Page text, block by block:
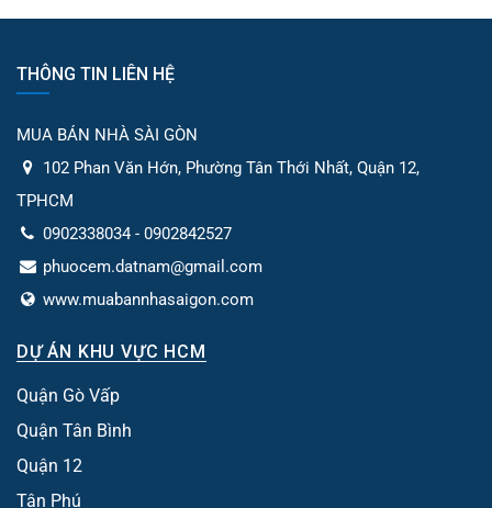
THÔNG TIN LIÊN HỆ
MUA BÁN NHÀ SÀI GÒN
102 Phan Văn Hớn, Phường Tân Thới Nhất, Quận 12,
TPHCM
0902338034 - 0902842527
phuocem.datnam@gmail.com
www.muabannhasaigon.com
DỰ ÁN KHU VỰC HCM
Quận Gò Vấp
Quận Tân Bình
Quận 12
Tân Phú